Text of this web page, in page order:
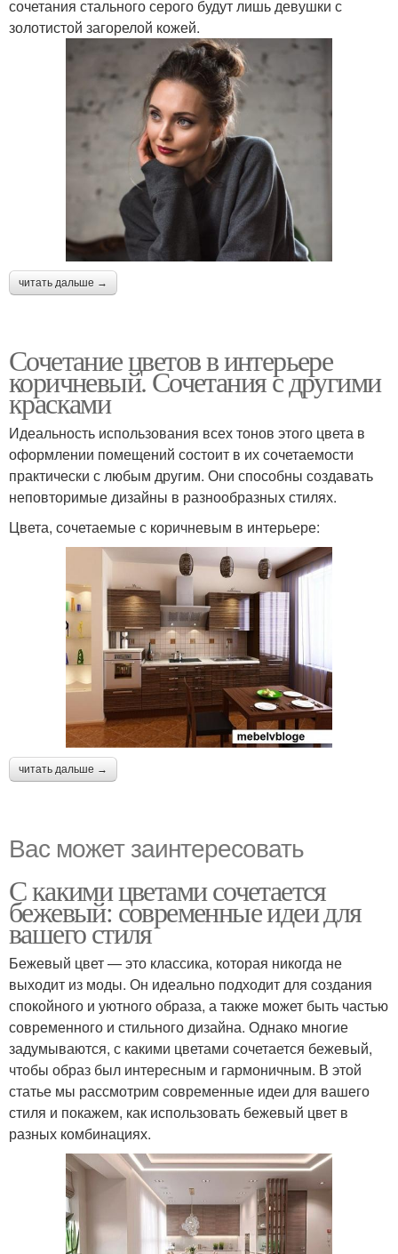
сочетания стального серого будут лишь девушки с
золотистой загорелой кожей.
читать дальше →
Сочетание цветов в интерьере
коричневый. Сочетания с другими
красками
Идеальность использования всех тонов этого цвета в
оформлении помещений состоит в их сочетаемости
практически с любым другим. Они способны создавать
неповторимые дизайны в разнообразных стилях.
Цвета, сочетаемые с коричневым в интерьере:
читать дальше →
Вас может заинтересовать
С какими цветами сочетается
бежевый: современные идеи для
вашего стиля
Бежевый цвет — это классика, которая никогда не
выходит из моды. Он идеально подходит для создания
спокойного и уютного образа, а также может быть частью
современного и стильного дизайна. Однако многие
задумываются, с какими цветами сочетается бежевый,
чтобы образ был интересным и гармоничным. В этой
статье мы рассмотрим современные идеи для вашего
стиля и покажем, как использовать бежевый цвет в
разных комбинациях.